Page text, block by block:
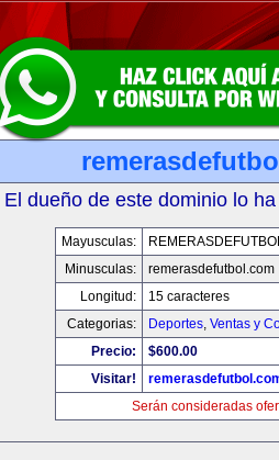
El dueño de este dominio lo
Mayusculas:
Minusculas:
remerasdefutbol.com
Longitud:
15 caracteres
Categorias:
Deportes, Ventas y
Precio:
$600.00
Visitar!
Serán consideradas